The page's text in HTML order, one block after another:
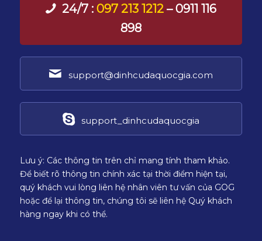
24/7 : 097 213 1212– 0911 116
898
support@dinhcudaquocgia.com
support_dinhcudaquocgia
Lưu ý: Các thông tin trên chỉ mang tính tham khảo.
Để biết rõ thông tin chính xác tại thời điểm hiện tại,
quý khách vui lòng liên hệ nhân viên tư vấn của GOG
hoặc để lại thông tin, chúng tôi sẽ liên hệ Quý khách
hàng ngay khi có thể.